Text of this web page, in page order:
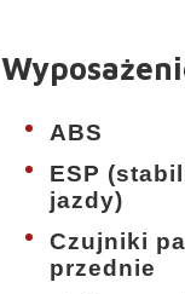
ABS
ESP
jazdy)
Czujniki
przednie